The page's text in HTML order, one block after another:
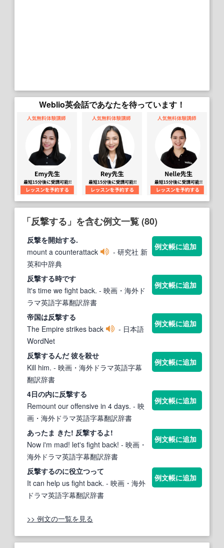
Weblio英会話であなたを待っています！
「反撃する」を含む例文一覧 (80)
反撃を開始する.
mount a counterattack
- 研究社 新
英和中辞典
例文帳に追加
反撃する時です
It's time we fight back. - 映画・海外ド
ラマ英語字幕翻訳辞書
例文帳に追加
帝国は反撃する
The Empire strikes back
- 日本語
WordNet
例文帳に追加
反撃するんだ 彼を殺せ
Kill him. - 映画・海外ドラマ英語字幕
翻訳辞書
例文帳に追加
4日の内に反撃する
Remount our offensive in 4 days. - 映
画・海外ドラマ英語字幕翻訳辞書
例文帳に追加
あったま きた! 反撃するよ!
Now i'm mad! let's fight back! - 映画・
海外ドラマ英語字幕翻訳辞書
例文帳に追加
反撃するのに役立つって
It can help us fight back. - 映画・海外
ドラマ英語字幕翻訳辞書
例文帳に追加
>> 例文の一覧を見る